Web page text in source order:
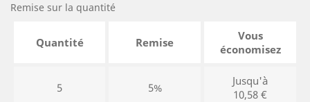
Remise sur la quantité
Quantité Remise
Vous
économisez
5 5%
Jusqu'à
10,58 €